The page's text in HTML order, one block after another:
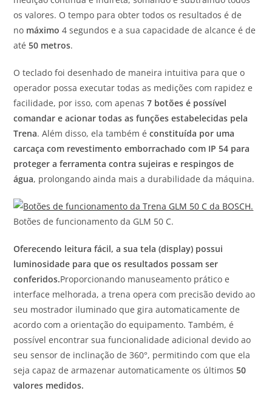
os valores. O tempo para obter todos os resultados é de
no máximo 4 segundos e a sua capacidade de alcance é de
até50 metros.
O teclado foi desenhado de maneira intuitiva para que o
operador possa executar todas as medições com rapidez e
facilidade, por isso, com apenas7 botões é possível
comandar e acionar todas as funções estabelecidas pela
Trena. Além disso, ela também éconstituída por uma
carcaça com revestimento emborrachado com IP 54 para
proteger a ferramenta contra sujeiras e respingos de
água, prolongando ainda mais a durabilidade da máquina.
Botões de funcionamento da GLM 50 C.
Oferecendo leitura fácil, a sua tela (display) possui
luminosidade para que os resultados possam ser
conferidos.Proporcionando manuseamento prático e
interface melhorada, a trena opera com precisão devido ao
seu mostrador iluminado que gira automaticamente de
acordo com a orientação do equipamento. Também, é
possível encontrar sua funcionalidade adicional devido ao
seu sensor de inclinação de 360°, permitindo com que ela
seja capaz de armazenar automaticamente os últimos50
valores medidos.